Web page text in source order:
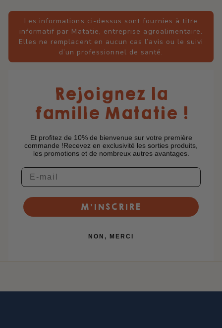
Les informations ci-dessus sont fournies à titre
informatif par Matatie, entreprise agroalimentaire.
Elles ne remplacent en aucun cas l’avis ou le suivi
d’un professionnel de santé.
Rejoignez la
famille Matatie !
Et profitez de 10% de bienvenue sur votre première
commande !Recevez en exclusivité les sorties produits,
les promotions et de nombreux autres avantages.
M’INSCRIRE
NON, MERCI